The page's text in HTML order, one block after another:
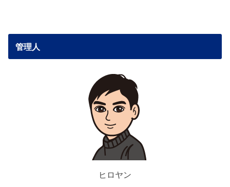
管理人
ヒロヤン